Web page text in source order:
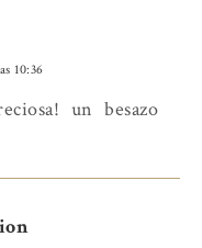
10:36
un besazo